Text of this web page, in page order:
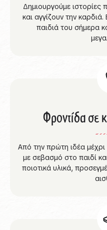
Δημιουργούμε ιστορίες
και αγγίζουν την
παιδιά του σήμερα
Φροντίδα σε
Από την πρώτη ιδέα μέχρι
με σεβασμό στο παιδί
ποιοτικά υλικά,